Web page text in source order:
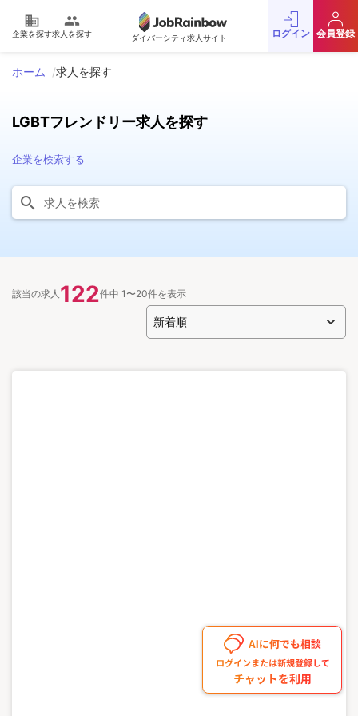
domain
企業を探す
people
求人を探す ダイバーシティ求人サイト ログイン 会員登録
ホーム 求人を探す
LGBTフレンドリー求人を探す
企業を検索する
該当の求人 122件中 1〜20件を表示